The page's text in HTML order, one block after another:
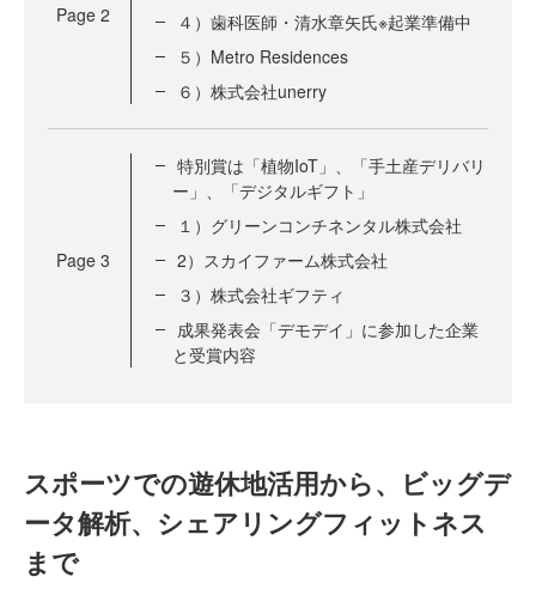
Page 2
４）歯科医師・清水章矢氏※起業準備中
５）Metro Residences
６）株式会社unerry
Page 3
特別賞は「植物IoT」、「手土産デリバリ
ー」、「デジタルギフト」
１）グリーンコンチネンタル株式会社
2）スカイファーム株式会社
３）株式会社ギフティ
成果発表会「デモデイ」に参加した企業
と受賞内容
スポーツでの遊休地活用から、ビッグデ
ータ解析、シェアリングフィットネス
まで